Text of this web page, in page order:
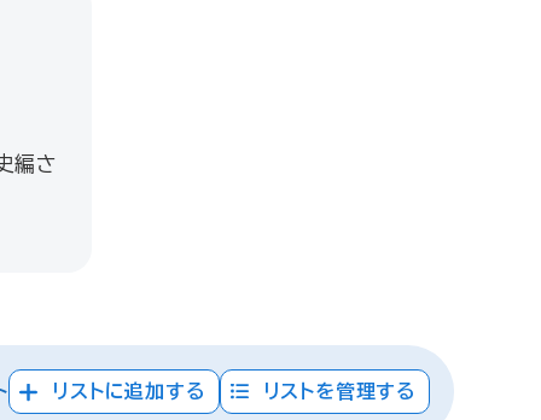
編さ
リストに追加する リストを管理する